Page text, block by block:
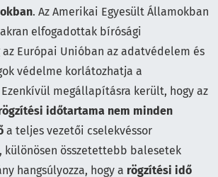
. Az Amerikai Egyesült Államokban
elfogadottak bírósági
Európai Unióban az adatvédelem és
védelme korlátozhatja a
megállapításra került, hogy az
időtartama nem minden
a teljes vezetői cselekvéssor
különösen összetettebb balesetek
hangsúlyozza, hogy a rögzítési idő